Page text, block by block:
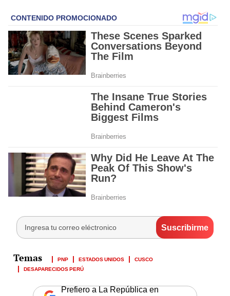
PNP ESTADOS UNIDOS
CUSCO
DESAPARECIDOS PERÚ
Prefiero a La República en